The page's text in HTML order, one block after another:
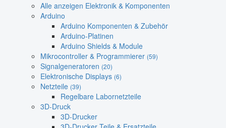
Alle anzeigen Elektronik & Komponenten
Arduino
Arduino Komponenten & Zubehör
Arduino-Platinen
Arduino Shields & Module
Mikrocontroller & Programmierer (59)
Signalgeneratoren (20)
Elektronische Displays (6)
Netzteile (39)
Regelbare Labornetzteile
3D-Druck
3D-Drucker